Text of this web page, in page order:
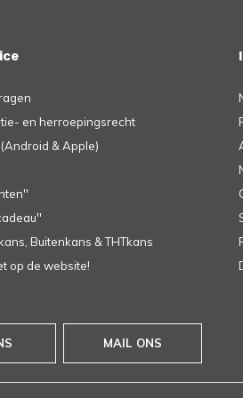
en herroepingsrecht
& Apple)
Buitenkans & THTkans
op de website!
MAIL ONS